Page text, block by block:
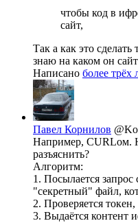
чтобы код в
сайт,
Так а как это
знаю на каком он
Написано более трёх
Павел Корнилов
Например, CURLом.
разъяснить?
Алгоритм:
1. Посылается запрос
"секретный" файл,
2. Проверяется токен,
3. Выдаётся контент